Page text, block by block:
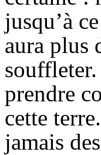
jusqu’à
aura plus
prendre
cette
jamais